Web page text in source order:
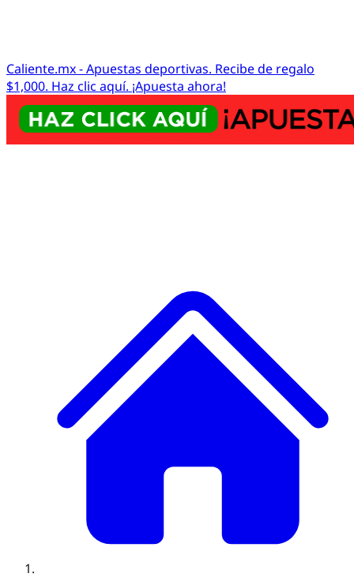
Caliente.mx - Apuestas deportivas. Recibe de regalo
$1,000. Haz clic aquí. ¡Apuesta ahora!